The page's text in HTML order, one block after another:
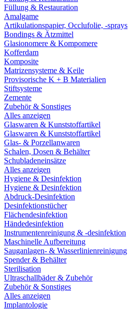
Füllung & Restauration
Amalgame
Artikulationspapier, Occlufolie, -sprays
Bondings & Ätzmittel
Glasionomere & Kompomere
Kofferdam
Komposite
Matrizensysteme & Keile
Provisorische K + B Materialien
Stiftsysteme
Zemente
Zubehör & Sonstiges
Alles anzeigen
Glaswaren & Kunststoffartikel
Glaswaren & Kunststoffartikel
Glas- & Porzellanwaren
Schalen, Dosen & Behälter
Schubladeneinsätze
Alles anzeigen
Hygiene & Desinfektion
Hygiene & Desinfektion
Abdruck-Desinfektion
Desinfektionstücher
Flächendesinfektion
Händedesinfektion
Instrumentenreinigung & -desinfektion
Maschinelle Aufbereitung
Sauganlagen- & Wasserlinienreinigung
Spender & Behälter
Sterilisation
Ultraschallbäder & Zubehör
Zubehör & Sonstiges
Alles anzeigen
Implantologie